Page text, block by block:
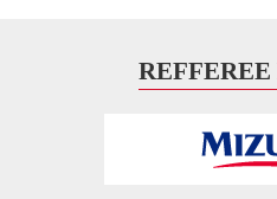
REFFEREE